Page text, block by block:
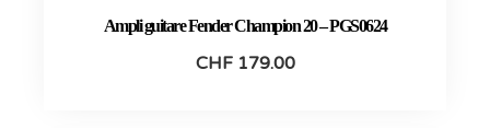
Ampli guitare Fender Champion 20 – PGS0624
CHF179.00